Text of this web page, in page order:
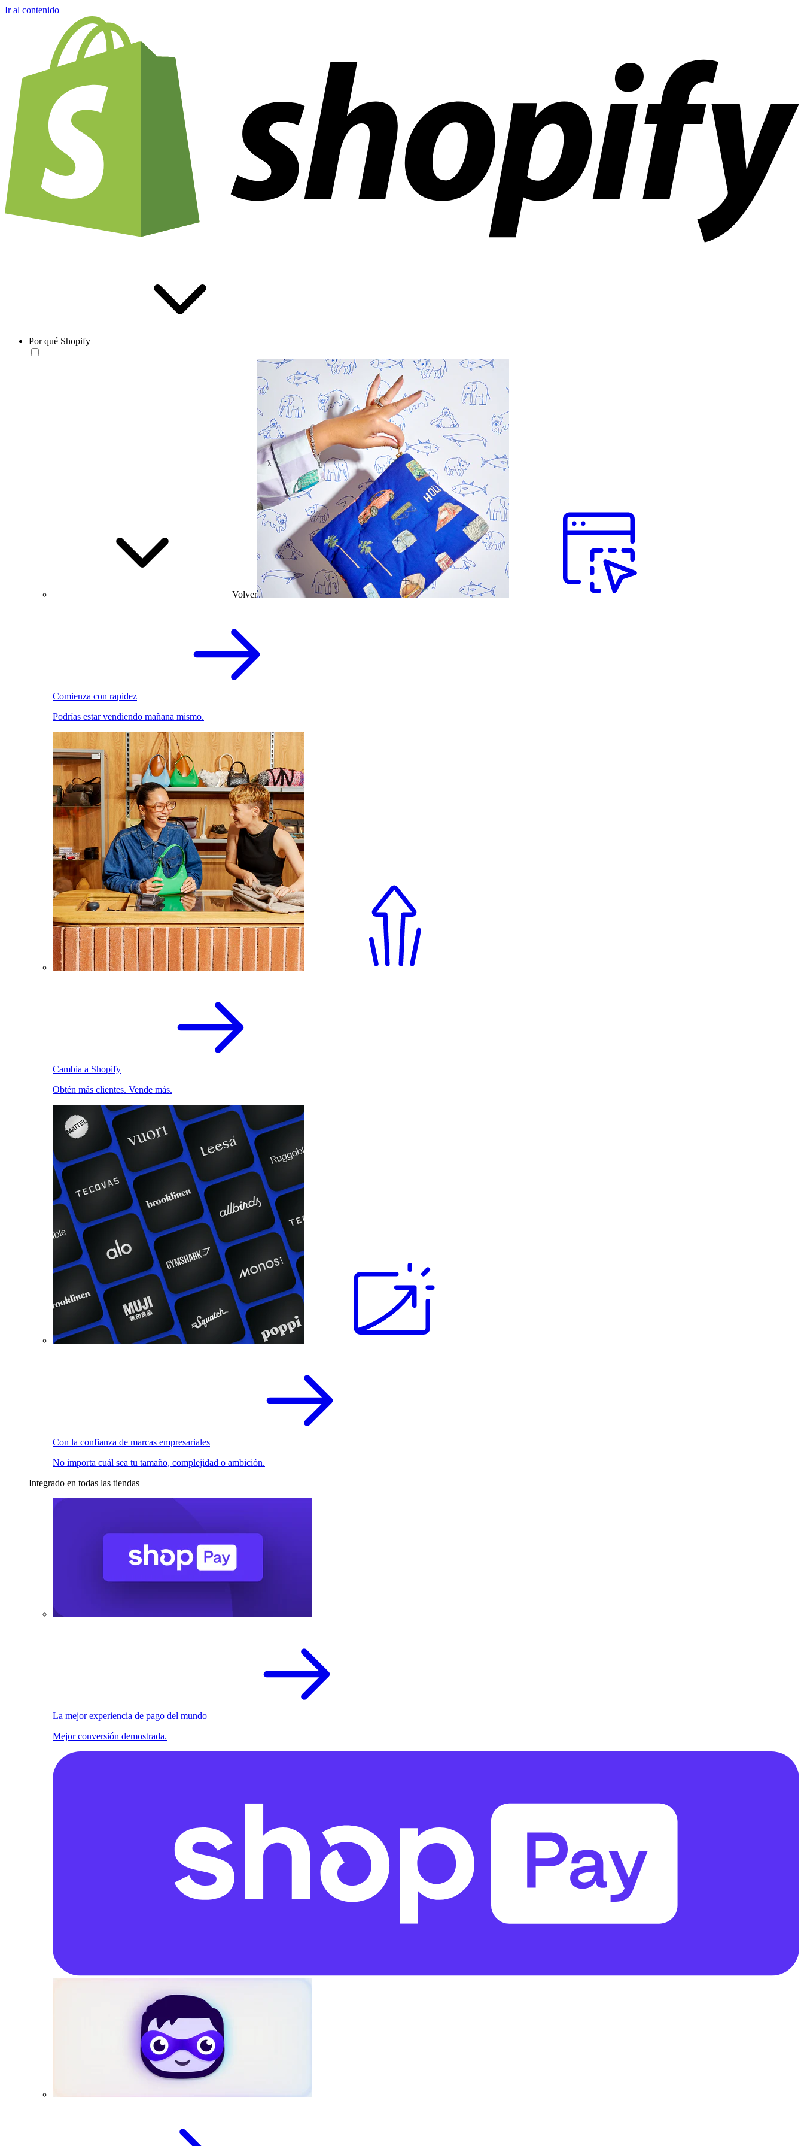
Ir al contenido
Por qué Shopify
Volver
Comienza con rapidez
Podrías estar vendiendo mañana mismo.
Cambia a Shopify
Obtén más clientes. Vende más.
Con la confianza de marcas empresariales
No importa cuál sea tu tamaño, complejidad o ambición.
Integrado en todas las tiendas
La mejor experiencia de pago del mundo
Mejor conversión demostrada.